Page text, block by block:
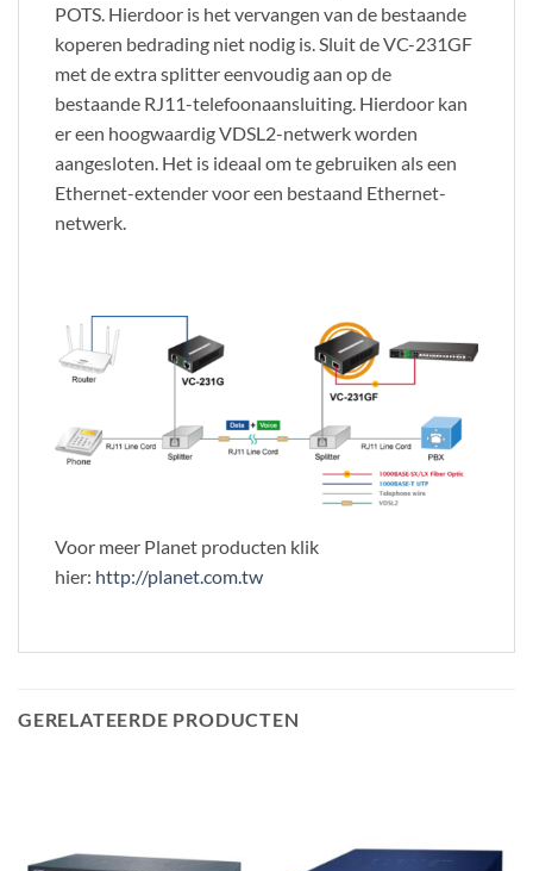
POTS. Hierdoor is het vervangen van de bestaande
koperen bedrading niet nodig is. Sluit de VC-231GF
met de extra splitter eenvoudig aan op de
bestaande RJ11-telefoonaansluiting. Hierdoor kan
er een hoogwaardig VDSL2-netwerk worden
aangesloten. Het is ideaal om te gebruiken als een
Ethernet-extender voor een bestaand Ethernet-
netwerk.
Voor meer Planet producten klik
hier: http://planet.com.tw
GERELATEERDE PRODUCTEN